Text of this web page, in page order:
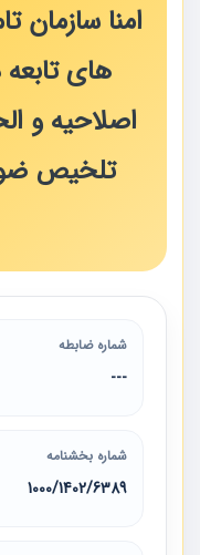
امنا سازمان
های تابعه
اصلاحیه و
تلخیص
شماره ضابطه
---
شماره بخشنامه
6389‏/1402‏/1000